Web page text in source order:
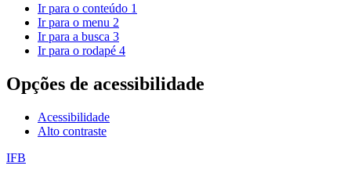
Ir para o conteúdo 1
Ir para o menu 2
Ir para a busca 3
Ir para o rodapé 4
Opções de acessibilidade
Acessibilidade
Alto contraste
IFB